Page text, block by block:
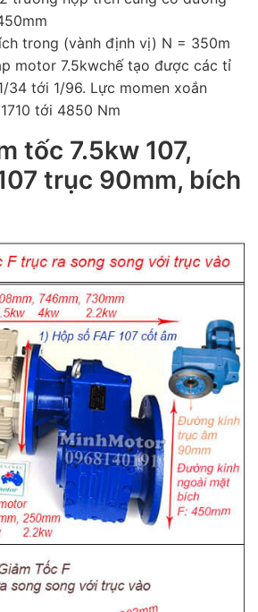
trong (vành định vị) N = 350m
motor 7.5kwchế tạo được các tỉ
34 tới 1/96. Lực momen xoắn
tới 4850 Nm
tốc 7.5kw 107,
trục 90mm, bích